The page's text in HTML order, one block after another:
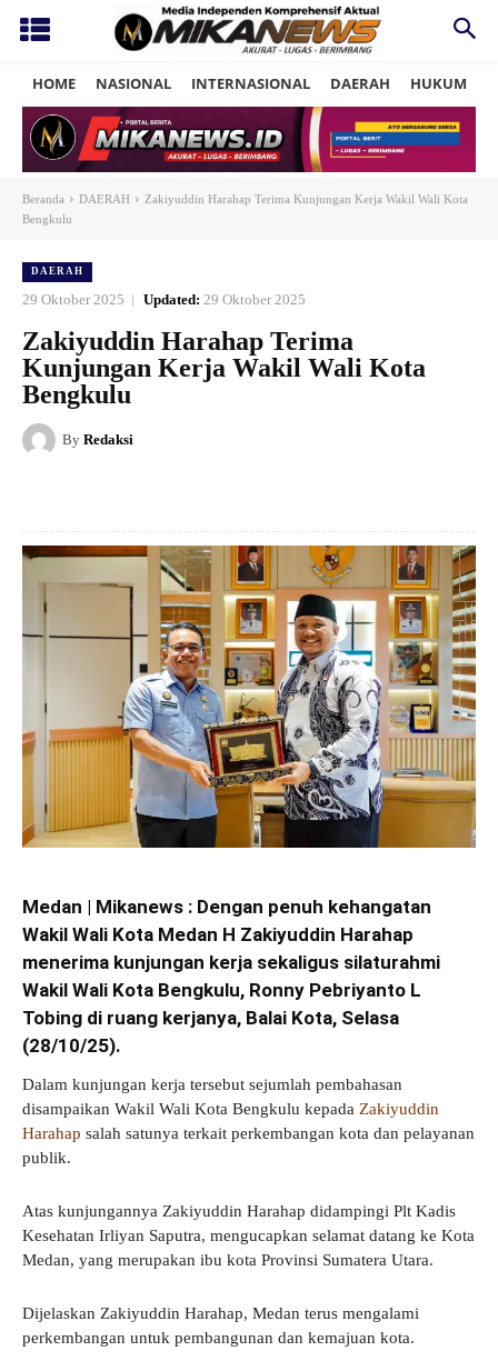
HOME NASIONAL INTERNASIONAL DAERAH HUKUM
Beranda DAERAH
Zakiyuddin Harahap Terima Kunjungan Kerja Wakil Wali Kota
Bengkulu
DAERAH
29 Oktober 2025 Updated: 29 Oktober 2025
Zakiyuddin Harahap Terima
Kunjungan Kerja Wakil Wali Kota
Bengkulu
By Redaksi
Medan | Mikanews : Dengan penuh kehangatan
Wakil Wali Kota Medan H Zakiyuddin Harahap
menerima kunjungan kerja sekaligus silaturahmi
Wakil Wali Kota Bengkulu, Ronny Pebriyanto L
Tobing di ruang kerjanya, Balai Kota, Selasa
(28/10/25).
Dalam kunjungan kerja tersebut sejumlah pembahasan
disampaikan Wakil Wali Kota Bengkulu kepada Zakiyuddin
Harahap salah satunya terkait perkembangan kota dan pelayanan
publik.
Atas kunjungannya Zakiyuddin Harahap didampingi Plt Kadis
Kesehatan Irliyan Saputra, mengucapkan selamat datang ke Kota
Medan, yang merupakan ibu kota Provinsi Sumatera Utara.
Dijelaskan Zakiyuddin Harahap, Medan terus mengalami
perkembangan untuk pembangunan dan kemajuan kota.